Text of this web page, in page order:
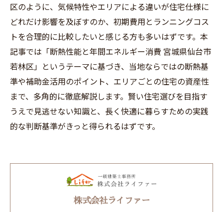
区のように、気候特性やエリアによる違いが住宅仕様に
どれだけ影響を及ぼすのか、初期費用とランニングコス
トを合理的に比較したいと感じる方も多いはずです。本
記事では「断熱性能と年間エネルギー消費 宮城県仙台市
若林区」というテーマに基づき、当地ならではの断熱基
準や補助金活用のポイント、エリアごとの住宅の資産性
まで、多角的に徹底解説します。賢い住宅選びを目指す
うえで見逃せない知識と、長く快適に暮らすための実践
的な判断基準がきっと得られるはずです。
株式会社ライファー